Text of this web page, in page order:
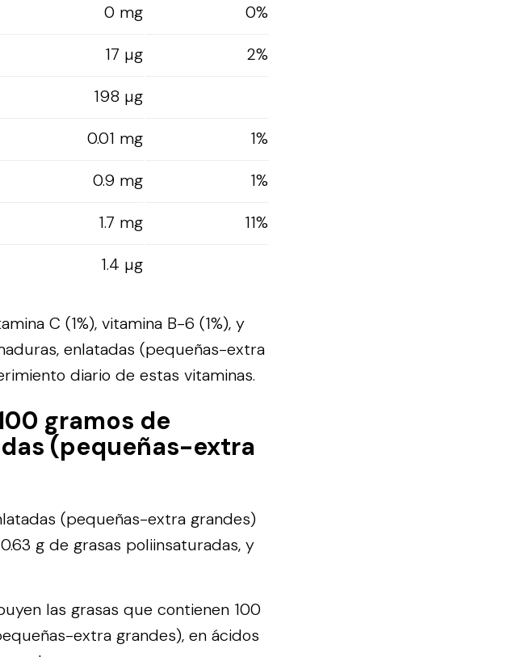
0 mg
0%
17 µg
2%
198 µg
0.01 mg
1%
0.9 mg
1%
1.7 mg
11%
1.4 µg
C (1%), vitamina B-6 (1%), y
enlatadas (pequeñas-extra
diario de estas vitaminas.
gramos de
(pequeñas-extra
(pequeñas-extra grandes)
g de grasas poliinsaturadas, y
las grasas que contienen 100
extra grandes), en ácidos